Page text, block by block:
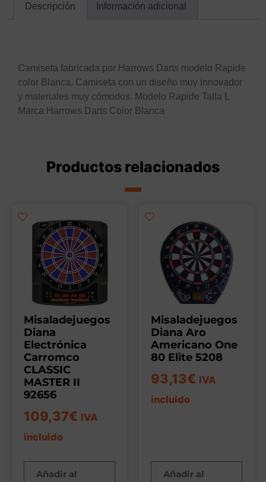
Descripción Información adicional
Camiseta fabricada por Harrows Darts modelo Rapide
color Blanca. Camiseta con un diseño muy innovador
y materiales muy cómodos. Modelo Rapide Talla L
Marca Harrows Darts Color Blanca
Productos relacionados
Misaladejuegos
Diana
Electrónica
Carromco
CLASSIC
MASTER II
92656
109,37€ IVA
incluido
Añadir al
Misaladejuegos
Diana Aro
Americano One
80 Elite 5208
93,13€ IVA
incluido
Añadir al